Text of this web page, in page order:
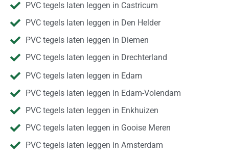
PVC tegels laten leggen in Castricum
PVC tegels laten leggen in Den Helder
PVC tegels laten leggen in Diemen
PVC tegels laten leggen in Drechterland
PVC tegels laten leggen in Edam
PVC tegels laten leggen in Edam-Volendam
PVC tegels laten leggen in Enkhuizen
PVC tegels laten leggen in Gooise Meren
PVC tegels laten leggen in Amsterdam